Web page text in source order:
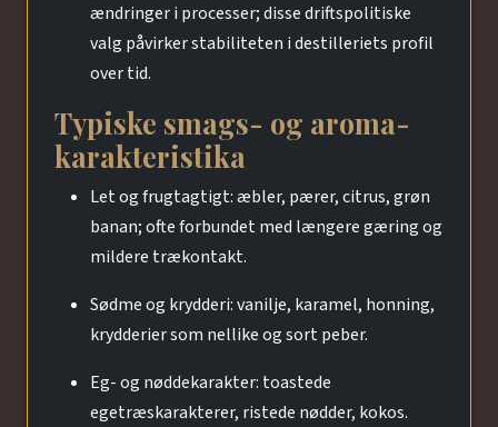
ændringer i processer; disse driftspolitiske
valg påvirker stabiliteten i destilleriets profil
over tid.
Typiske smags- og aroma-
karakteristika
Let og frugtagtigt: æbler, pærer, citrus, grøn
banan; ofte forbundet med længere gæring og
mildere trækontakt.
Sødme og krydderi: vanilje, karamel, honning,
krydderier som nellike og sort peber.
Eg- og nøddekarakter: toastede
egetræskarakterer, ristede nødder, kokos.